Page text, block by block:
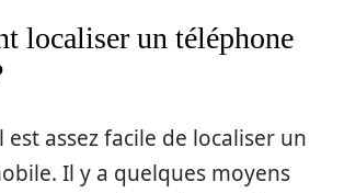
localiser un téléphone
est assez facile de localiser un
Il y a quelques moyens